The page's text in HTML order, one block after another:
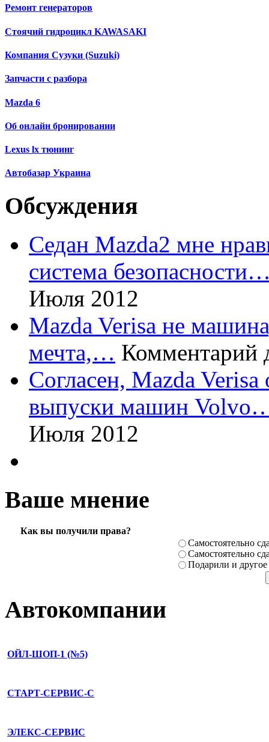
Ремонт генераторов
Стоячий гидроцикл KAWASAKI
Компания Сузуки (Suzuki)
Запчасти с разбора
Mazda 6
Об онлайн бронировании
Lexus lx тюнинг
Автобазар Украина
Обсуждения
Седан Mazda2 мне
система
Июля 2012
Mazda Verisa не
мечта,… Комментарий
Согласен, Mazda
выпуски машин
Июля 2012
Ваше мнение
Как вы получили права?
Самостоя­тельно
Самостоя­тельно
Подарили­ и другое
Автокомпании
ОЙЛ-ШОП-1 (№5)
СТАРТ-СЕРВИС-С
ЭЛЕКС-СЕРВИС